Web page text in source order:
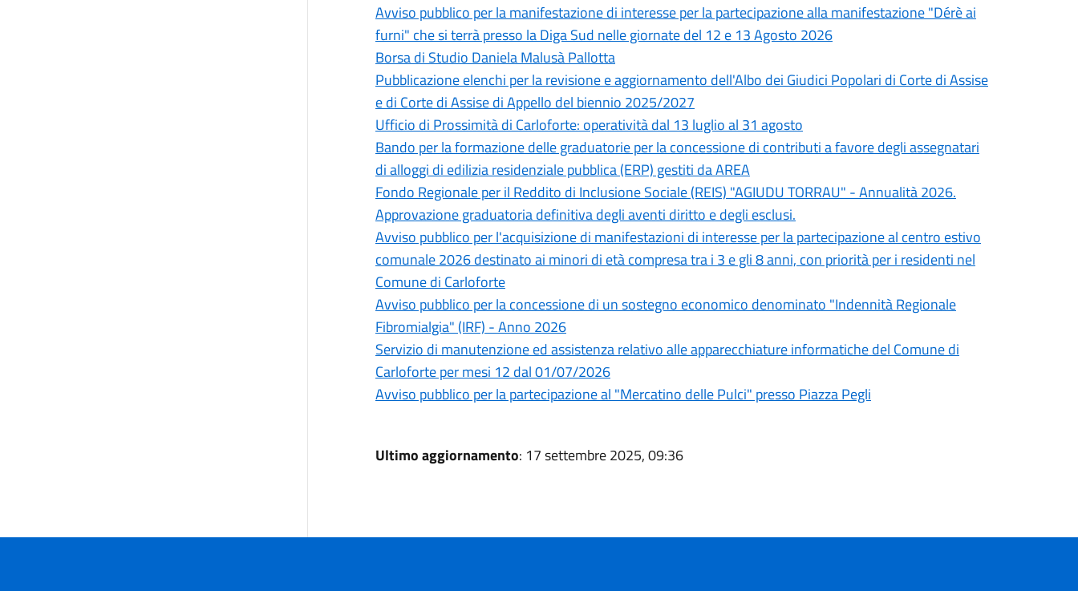
Avviso pubblico per la manifestazione di interesse per la partecipazione alla manifestazione "Dérè ai
furni" che si terrà presso la Diga Sud nelle giornate del 12 e 13 Agosto 2026
Borsa di Studio Daniela Malusà Pallotta
Pubblicazione elenchi per la revisione e aggiornamento dell'Albo dei Giudici Popolari di Corte di Assise
e di Corte di Assise di Appello del biennio 2025/2027
Ufficio di Prossimità di Carloforte: operatività dal 13 luglio al 31 agosto
Bando per la formazione delle graduatorie per la concessione di contributi a favore degli assegnatari
di alloggi di edilizia residenziale pubblica (ERP) gestiti da AREA
Fondo Regionale per il Reddito di Inclusione Sociale (REIS) "AGIUDU TORRAU" - Annualità 2026.
Approvazione graduatoria definitiva degli aventi diritto e degli esclusi.
Avviso pubblico per l'acquisizione di manifestazioni di interesse per la partecipazione al centro estivo
comunale 2026 destinato ai minori di età compresa tra i 3 e gli 8 anni, con priorità per i residenti nel
Comune di Carloforte
Avviso pubblico per la concessione di un sostegno economico denominato "Indennità Regionale
Fibromialgia" (IRF) - Anno 2026
Servizio di manutenzione ed assistenza relativo alle apparecchiature informatiche del Comune di
Carloforte per mesi 12 dal 01/07/2026
Avviso pubblico per la partecipazione al "Mercatino delle Pulci" presso Piazza Pegli
Ultimo aggiornamento: 17 settembre 2025, 09:36